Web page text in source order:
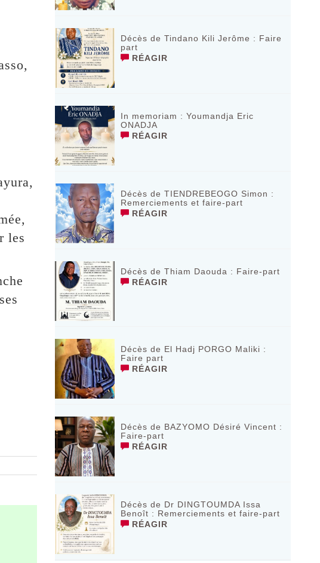
les
Décès de Tindano Kili Jerôme : Faire
part
RÉAGIR
In memoriam : Youmandja Eric
ONADJA
RÉAGIR
Décès de TIENDREBEOGO Simon :
Remerciements et faire-part
RÉAGIR
Décès de Thiam Daouda : Faire-part
RÉAGIR
Décès de El Hadj PORGO Maliki :
Faire part
RÉAGIR
Décès de BAZYOMO Désiré Vincent :
Faire-part
RÉAGIR
Décès de Dr DINGTOUMDA Issa
Benoît : Remerciements et faire-part
RÉAGIR